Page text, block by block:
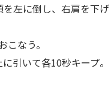
左に倒し、右肩を下げ
なう。
引いて各10秒キープ。